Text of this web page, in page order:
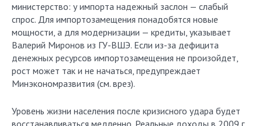
министерство: у импорта надежный заслон — слабый
спрос. Для импортозамещения понадобятся новые
мощности, а для модернизации — кредиты, указывает
Валерий Миронов из ГУ-ВШЭ. Если из-за дефицита
денежных ресурсов импортозамещения не произойдет,
рост может так и не начаться, предупреждает
Минэкономразвития (см. врез).
Уровень жизни населения после кризисного удара будет
восстанавливаться медленно. Реальные доходы в 2009 г.